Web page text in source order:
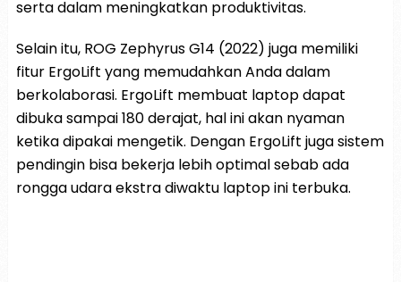
serta dalam meningkatkan produktivitas.
Selain itu, ROG Zephyrus G14 (2022) juga memiliki
fitur ErgoLift yang memudahkan Anda dalam
berkolaborasi. ErgoLift membuat laptop dapat
dibuka sampai 180 derajat, hal ini akan nyaman
ketika dipakai mengetik. Dengan ErgoLift juga sistem
pendingin bisa bekerja lebih optimal sebab ada
rongga udara ekstra diwaktu laptop ini terbuka.